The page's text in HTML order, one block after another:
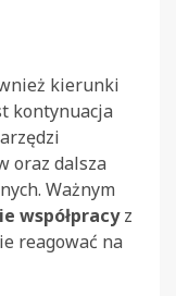
kierunki
kontynuacja
oraz dalsza
Ważnym
współpracyz
reagować na